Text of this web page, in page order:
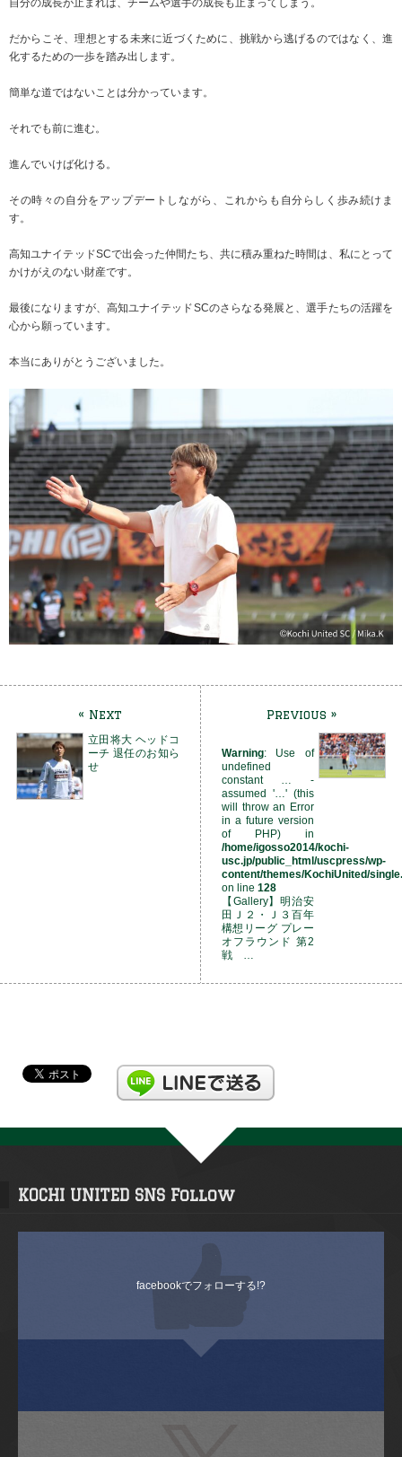
だからこそ、理想とする未来に近づくために、挑戦から逃げるのではなく、進
化するための一歩を踏み出します。
簡単な道ではないことは分かっています。
それでも前に進む。
進んでいけば化ける。
その時々の自分をアップデートしながら、これからも自分らしく歩み続けま
す。
高知ユナイテッドSCで出会った仲間たち、共に積み重ねた時間は、私にとって
かけがえのない財産です。
最後になりますが、高知ユナイテッドSCのさらなる発展と、選手たちの活躍を
心から願っています。
本当にありがとうございました。
« Next
立田将大 ヘッドコ
ーチ 退任のお知ら
せ
Previous »
Warning: Use of
undefined
constant … -
assumed '…' (this
will throw an Error
in a future version
of PHP) in
/home/igosso2014/kochi-
usc.jp/public_html/uscpress/wp-
content/themes/KochiUnited/
on line 128
【Gallery】明治安
田Ｊ２・Ｊ３百年
構想リーグ プレー
オフラウンド 第2
戦 …
KOCHI UNITED SNS Follow
facebookでフォローする!?